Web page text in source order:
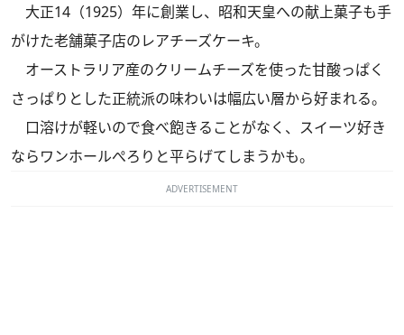
大正14（1925）年に創業し、昭和天皇への献上菓子も手
がけた老舗菓子店のレアチーズケーキ。
オーストラリア産のクリームチーズを使った甘酸っぱく
さっぱりとした正統派の味わいは幅広い層から好まれる。
口溶けが軽いので食べ飽きることがなく、スイーツ好き
ならワンホールぺろりと平らげてしまうかも。
ADVERTISEMENT